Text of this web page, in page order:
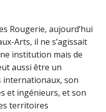
Rougerie, aujourd’hui
Arts, il ne s’agissait
institution mais de
aussi être un
internationaux, son
et ingénieurs, et son
territoires